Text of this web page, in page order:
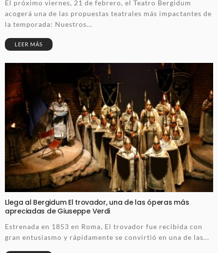
El próximo viernes, 21 de febrero, el Teatro Bergidum
acogerá una de las propuestas teatrales más impactantes de
la temporada: Nuestros...
LEER MÁS
Llega al Bergidum El trovador, una de las óperas más
apreciadas de Giuseppe Verdi
Estrenada en 1853 en Roma, El trovador fue recibida con
gran entusiasmo y rápidamente se convirtió en una de las...